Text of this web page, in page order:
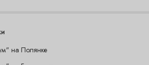
на Полянке